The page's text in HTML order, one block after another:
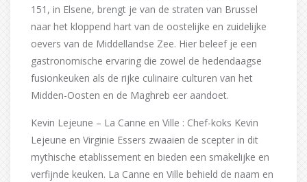
151, in Elsene, brengt je van de straten van Brussel
naar het kloppend hart van de oostelijke en zuidelijke
oevers van de Middellandse Zee. Hier beleef je een
gastronomische ervaring die zowel de hedendaagse
fusionkeuken als de rijke culinaire culturen van het
Midden-Oosten en de Maghreb eer aandoet.
Kevin Lejeune – La Canne en Ville : Chef-koks Kevin
Lejeune en Virginie Essers zwaaien de scepter in dit
mythische etablissement en bieden een smakelijke en
verfijnde keuken. La Canne en Ville behield de naam en